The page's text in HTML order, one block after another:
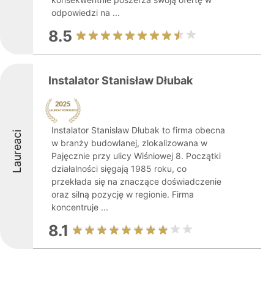
odpowiedzi na ...
8.5
Laureaci
Instalator Stanisław Dłubak
Instalator Stanisław Dłubak to firma obecna
w branży budowlanej, zlokalizowana w
Pajęcznie przy ulicy Wiśniowej 8. Początki
działalności sięgają 1985 roku, co
przekłada się na znaczące doświadczenie
oraz silną pozycję w regionie. Firma
koncentruje ...
8.1